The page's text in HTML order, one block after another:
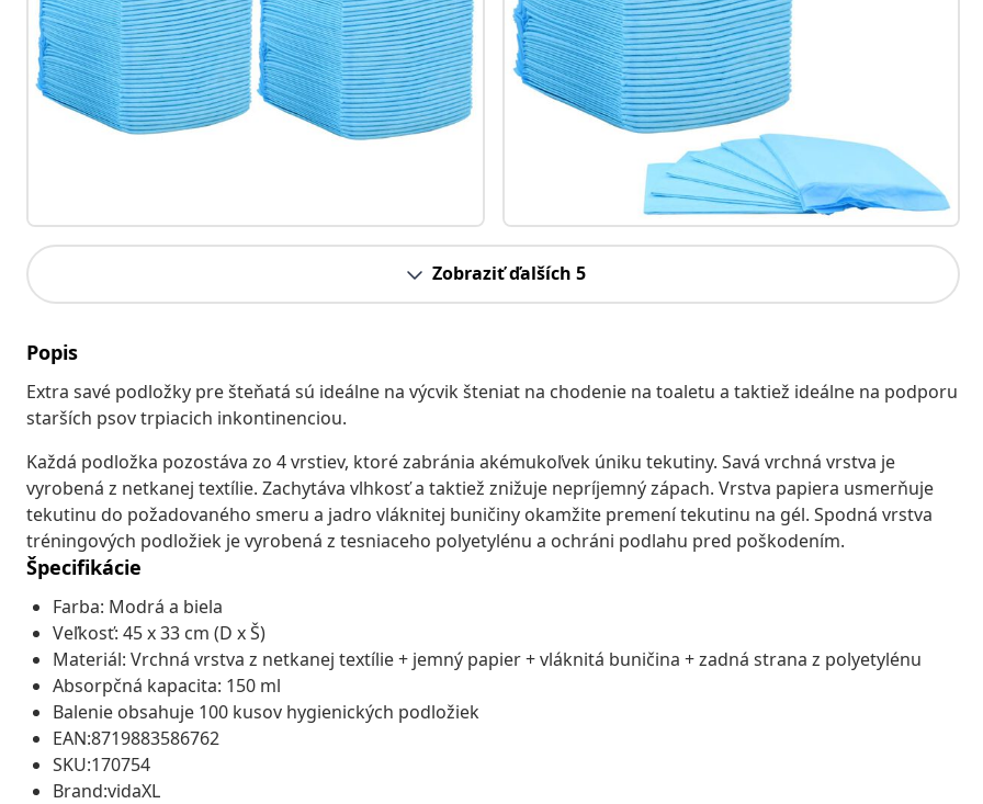
Zobraziť ďalších 5
Popis
Extra savé podložky pre šteňatá sú ideálne na výcvik šteniat na chodenie na toaletu a taktiež ideálne na podporu
starších psov trpiacich inkontinenciou.
Každá podložka pozostáva zo 4 vrstiev, ktoré zabránia akémukoľvek úniku tekutiny. Savá vrchná vrstva je
vyrobená z netkanej textílie. Zachytáva vlhkosť a taktiež znižuje nepríjemný zápach. Vrstva papiera usmerňuje
tekutinu do požadovaného smeru a jadro vláknitej buničiny okamžite premení tekutinu na gél. Spodná vrstva
tréningových podložiek je vyrobená z tesniaceho polyetylénu a ochráni podlahu pred poškodením.
Špecifikácie
Farba: Modrá a biela
Veľkosť: 45 x 33 cm (D x Š)
Materiál: Vrchná vrstva z netkanej textílie + jemný papier + vláknitá buničina + zadná strana z polyetylénu
Absorpčná kapacita: 150 ml
Balenie obsahuje 100 kusov hygienických podložiek
EAN:8719883586762
SKU:170754
Brand:vidaXL